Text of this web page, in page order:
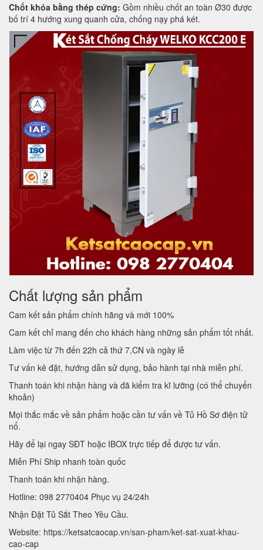
Chốt khóa bằng thép cứng: Gồm nhiều chốt an toàn Ø30 được
bố trí 4 hướng xung quanh cửa, chống nạy phá két.
Chất lượng sản phẩm
Cam kết sản phẩm chính hãng và mới 100%
Cam kết chỉ mang đến cho khách hàng những sản phẩm tốt nhất.
Làm việc từ 7h đến 22h cả thứ 7,CN và ngày lễ
Tư vấn kê đặt, hướng dẫn sử dụng, bảo hành tại nhà miễn phí.
Thanh toán khi nhận hàng và đã kiểm tra kĩ lưỡng (có thể chuyển
khoản)
Mọi thắc mắc về sản phẩm hoặc cần tư vấn về Tủ Hồ Sơ điện tử
nổ.
Hãy để lại ngay SĐT hoặc IBOX trực tiếp để được tư vấn.
Miễn Phí Ship nhanh toàn quốc
Thanh toán khi nhận hàng.
Hotline: 098 2770404 Phục vụ 24/24h
Nhận Đặt Tủ Sắt Theo Yêu Cầu.
Website: https://ketsatcaocap.vn/san-pham/ket-sat-xuat-khau-
cao-cap